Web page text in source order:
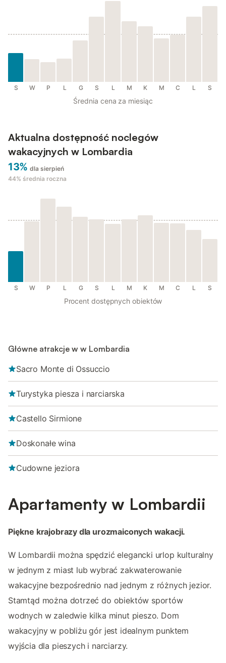
S W P L G S L M K M C L S
Średnia cena za miesiąc
Aktualna dostępność noclegów
wakacyjnych w Lombardia
13% dla sierpień
44% średnia roczna
S W P L G S L M K M C L S
Procent dostępnych obiektów
Główne atrakcje w w Lombardia
Sacro Monte di Ossuccio
Turystyka piesza i narciarska
Castello Sirmione
Doskonałe wina
Cudowne jeziora
Apartamenty w Lombardii
Piękne krajobrazy dla urozmaiconych wakacji.
W Lombardii można spędzić elegancki urlop kulturalny
w jednym z miast lub wybrać zakwaterowanie
wakacyjne bezpośrednio nad jednym z różnych jezior.
Stamtąd można dotrzeć do obiektów sportów
wodnych w zaledwie kilka minut pieszo. Dom
wakacyjny w pobliżu gór jest idealnym punktem
wyjścia dla pieszych i narciarzy.